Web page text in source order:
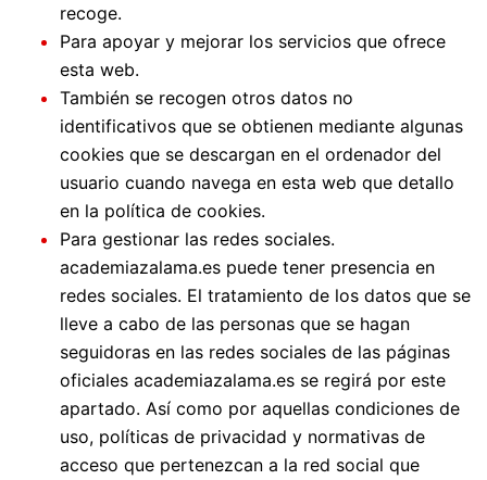
recoge.
Para apoyar y mejorar los servicios que ofrece
esta web.
También se recogen otros datos no
identificativos que se obtienen mediante algunas
cookies que se descargan en el ordenador del
usuario cuando navega en esta web que detallo
en la política de cookies.
Para gestionar las redes sociales.
academiazalama.es puede tener presencia en
redes sociales. El tratamiento de los datos que se
lleve a cabo de las personas que se hagan
seguidoras en las redes sociales de las páginas
oficiales academiazalama.es se regirá por este
apartado. Así como por aquellas condiciones de
uso, políticas de privacidad y normativas de
acceso que pertenezcan a la red social que